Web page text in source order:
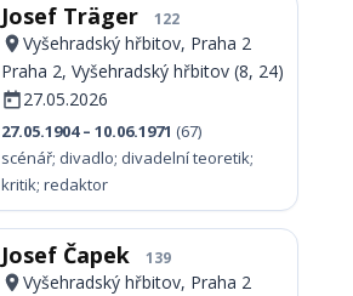
Josef Träger 122
Vyšehradský hřbitov, Praha 2
Praha 2, Vyšehradský hřbitov (8, 24)
27.05.2026
27.05.1904 – 10.06.1971 (67)
scénář; divadlo; divadelní teoretik;
kritik; redaktor
Josef Čapek 139
Vyšehradský hřbitov, Praha 2